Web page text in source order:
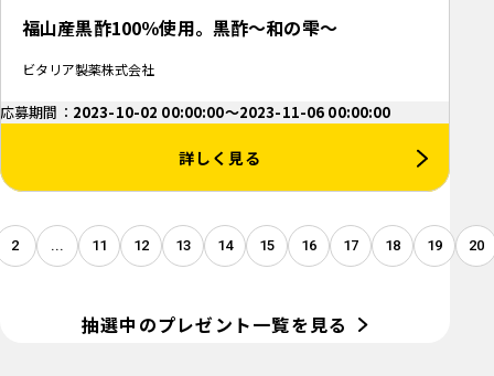
福山産黒酢100％使用。黒酢～和の雫～
ビタリア製薬株式会社
応募期間： 2023-10-02 00:00:00～2023-11-06 00:00:00
詳しく見る
2 ... 11 12 13 14 15 16 17 18 19 20
抽選中のプレゼント一覧を見る